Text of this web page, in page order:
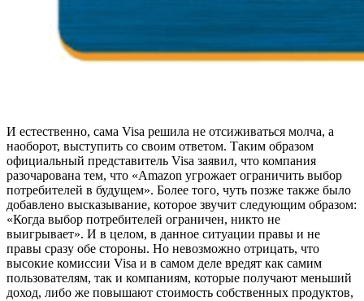
И естественно, сама Visa решила не отсиживаться молча, а
наоборот, выступить со своим ответом. Таким образом
официальный представитель Visa заявил, что компания
разочарована тем, что «Amazon угрожает ограничить выбор
потребителей в будущем». Более того, чуть позже также было
добавлено высказывание, которое звучит следующим образом:
«Когда выбор потребителей ограничен, никто не
выигрывает». И в целом, в данное ситуации правы и не
правы сразу обе стороны. Но невозможно отрицать, что
высокие комиссии Visa и в самом деле вредят как самим
пользователям, так и компаниям, которые получают меньший
доход, либо же повышают стоимость собственных продуктов,